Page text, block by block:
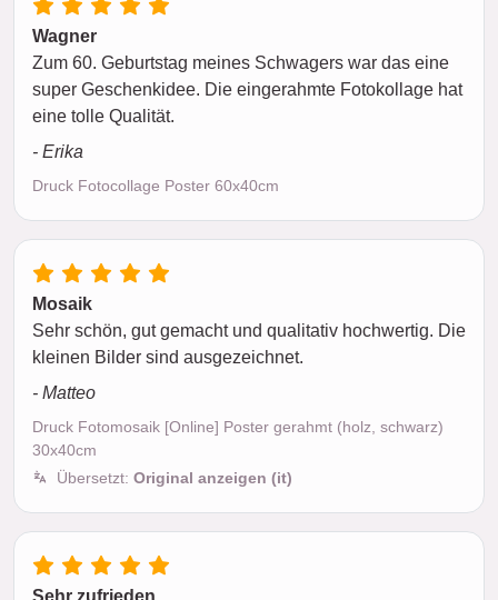
Wagner
Zum 60. Geburtstag meines Schwagers war das eine
super Geschenkidee. Die eingerahmte Fotokollage hat
eine tolle Qualität.
- Erika
Druck Fotocollage Poster 60x40cm
Mosaik
Sehr schön, gut gemacht und qualitativ hochwertig. Die
kleinen Bilder sind ausgezeichnet.
- Matteo
Druck Fotomosaik [Online] Poster gerahmt (holz, schwarz)
30x40cm
Übersetzt: Original anzeigen (it)
Sehr zufrieden